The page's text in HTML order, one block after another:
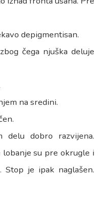
depigmentisan.
čega njuška deluje
na sredini.
delu dobro razvijena.
su pre okrugle i
je ipak naglašen.